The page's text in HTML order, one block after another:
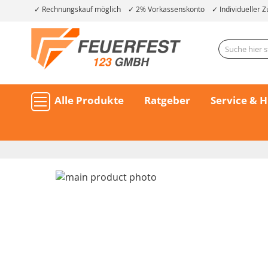
Rechnungskauf möglich 2% Vorkassenskonto Individueller
Alle Produkte Ratgeber Service &
Skip